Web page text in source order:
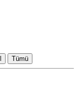
Tümü